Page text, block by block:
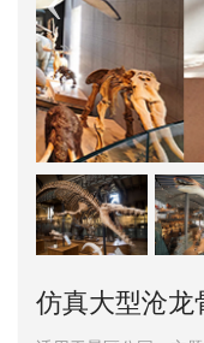
仿真大型沧龙